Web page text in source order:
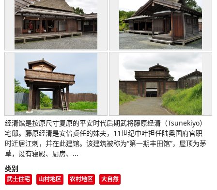
经清馆是按原尺寸复原的平安时代后期武将藤原经清（Tsunekiyo）
宅邸。藤原经清是安倍贞任的妹夫，11世纪中叶担任陆奥国府官职
时迁居江刺，并在此建馆。该建筑被称为“第一期丰田馆”，屋顶为茅
草，设有寝殿、厨房、...
类别
武士住宅 山村地区 农村地区 大自然